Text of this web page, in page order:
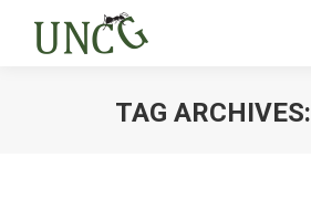
TAG ARCHIVES: